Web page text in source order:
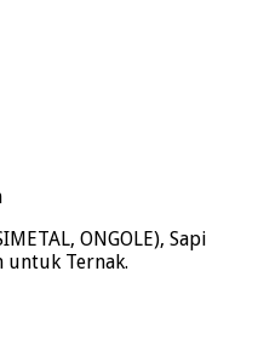
ONGOLE), Sapi
untuk Ternak.